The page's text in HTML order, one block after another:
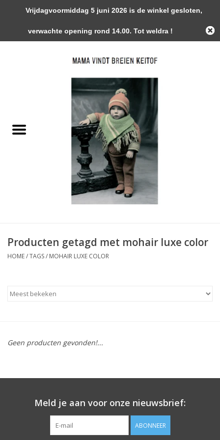
0 Artikelen - €0,00
Handwerk Toebehoren
Magazines / Patronen / Boeken
Producten getagd met mohair luxe color
HOME/TAGS/ MOHAIR LUXE COLOR
Geen producten gevonden!...
Meld je aan voor onze nieuwsbrief:
ABONNEER
Vrijdagvoormiddag 5 juni 2026 is de winkel gesloten,
verwachte opening rond 14.00. Tot weldra !